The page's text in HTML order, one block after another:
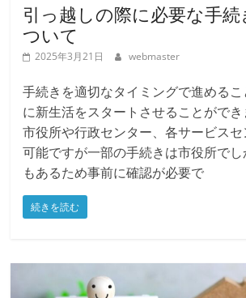
まとめ 市政情報
引っ越しの際に必要な手続
ついて
手続きを適切なタイミングで進める
に新生活をスタートさせることがで
市役所や行政センター、各サービス
可能ですが一部の手続きは市役所でし
もあるため事前に確認が必要で